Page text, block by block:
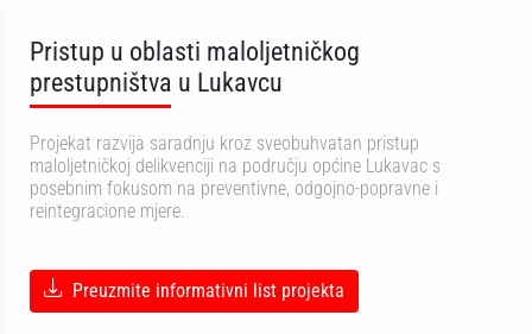
Pristup u oblasti maloljetničkog
prestupništva u Lukavcu
Projekat razvija saradnju kroz sveobuhvatan pristup
maloljetničkoj delikvenciji na području općine Lukavac s
posebnim fokusom na preventivne, odgojno-popravne i
reintegracione mjere.
Preuzmite informativni list projekta